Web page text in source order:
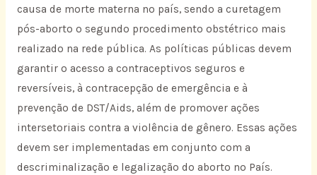
causa de morte materna no país, sendo a curetagem
pós-aborto o segundo procedimento obstétrico mais
realizado na rede pública. As políticas públicas devem
garantir o acesso a contraceptivos seguros e
reversíveis, à contracepção de emergência e à
prevenção de DST/Aids, além de promover ações
intersetoriais contra a violência de gênero. Essas ações
devem ser implementadas em conjunto com a
descriminalização e legalização do aborto no País.